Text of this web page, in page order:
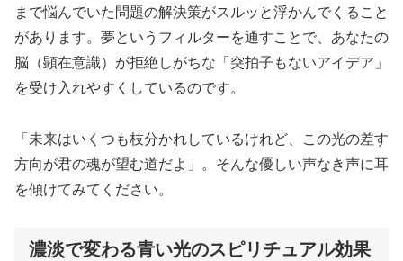
まで悩んでいた問題の解決策がスルッと浮かんでくること
があります。夢というフィルターを通すことで、あなたの
脳（顕在意識）が拒絶しがちな「突拍子もないアイデア」
を受け入れやすくしているのです。
「未来はいくつも枝分かれしているけれど、この光の差す
方向が君の魂が望む道だよ」。そんな優しい声なき声に耳
を傾けてみてください。
濃淡で変わる青い光のスピリチュアル効果